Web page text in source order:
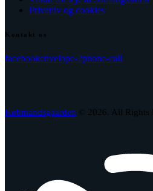
Privatliv og cookies
Kontakt os
facebookenvelope-2phone-call
Købmandsgaarden © 2026. All Rights